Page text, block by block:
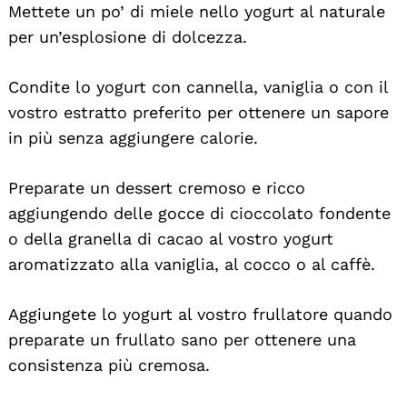
Mettete un po’ di miele nello yogurt al naturale
per un’esplosione di dolcezza.
Condite lo yogurt con cannella, vaniglia o con il
vostro estratto preferito per ottenere un sapore
in più senza aggiungere calorie.
Preparate un dessert cremoso e ricco
aggiungendo delle gocce di cioccolato fondente
o della granella di cacao al vostro yogurt
aromatizzato alla vaniglia, al cocco o al caffè.
Aggiungete lo yogurt al vostro frullatore quando
preparate un frullato sano per ottenere una
consistenza più cremosa.